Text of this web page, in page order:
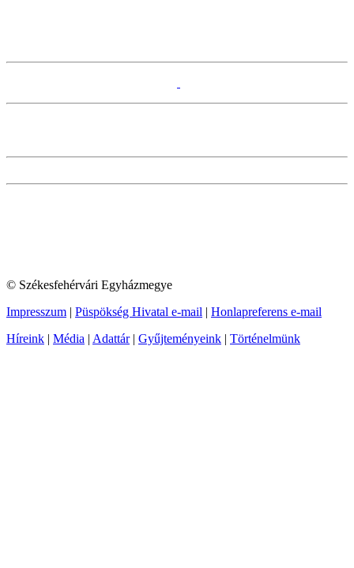
© Székesfehérvári Egyházmegye
Impresszum | Püspökség Hivatal e-mail | Honlapreferens e-mail
Híreink | Média | Adattár| Gyűjteményeink | Történelmünk